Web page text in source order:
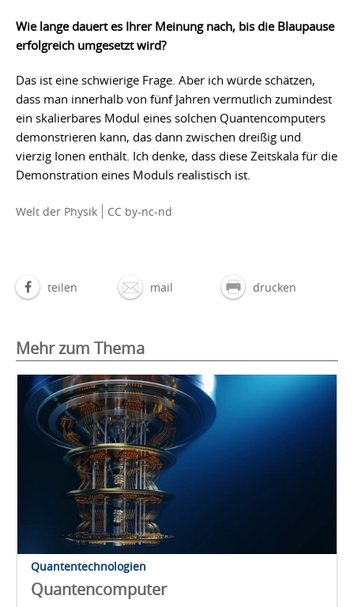
Wie lange dauert es Ihrer Meinung nach, bis die Blaupause
erfolgreich umgesetzt wird?
Das ist eine schwierige Frage. Aber ich würde schätzen,
dass man innerhalb von fünf Jahren vermutlich zumindest
ein skalierbares Modul eines solchen Quantencomputers
demonstrieren kann, das dann zwischen dreißig und
vierzig Ionen enthält. Ich denke, dass diese Zeitskala für die
Demonstration eines Moduls realistisch ist.
Welt der Physik CC by-nc-nd
teilen mail drucken
Mehr zum Thema
Quantentechnologien
Quantencomputer